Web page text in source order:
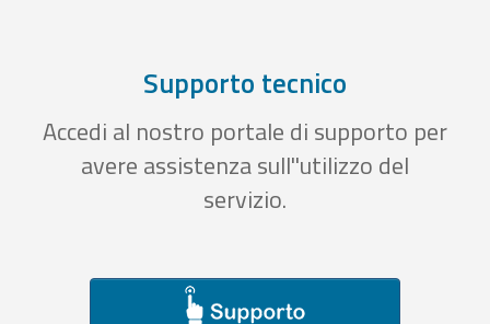
Supporto tecnico
Accedi al nostro portale di supporto per
avere assistenza sull''utilizzo del
servizio.